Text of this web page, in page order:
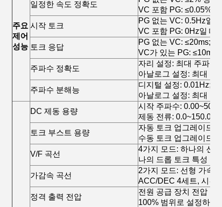
주요
제어
성능
일정한 속도 정확도
VC 포함 PG: ≤0.05%
시작 토크
PG 없는 VC: 0.5Hz일
VC 포함 PG: 0Hz일 때,
토크 응답
PG 없는 VC: ≤20ms;
VC가 있는 PG: ≤10ms.
주파수 정확도
자리 설정: 최대 주파수
아날로그 설정: 최대 주
주파수 분해능
디지털 설정: 0.01Hz;
아날로그 설정: 최대 주
DC 제동 용량
시작 주파수:
제동 전류: 0.0~150.0%
토크 부스트 용량
자동 토크 업그레이드
수동 토크 업그레이드
V/F 곡선
4가지 모드: 하나의 선
나의 드롭 토크 특성 곡
가감속 곡선
2가지 모드: 선형 가속/
ACC/DEC 4세트, 시간
정격 출력 전압
전원 공급 장치 전압 보
100% 범위로 설정하십